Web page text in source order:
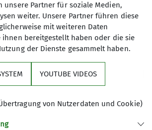
wieder ungemütlicher - die Halle
Routen - höchste Zeit
22:00 Uhr
Uhr
unsere Partner für soziale Medien,
weiter. Unsere Partner führen diese
mit weiteren Daten
ihnen bereitgestellt haben oder die sie
der Dienste gesammelt haben.
YOUTUBE VIDEOS
von Nutzerdaten und Cookie)